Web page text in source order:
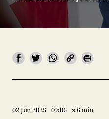
02 Jun 2025 09:06 6 min